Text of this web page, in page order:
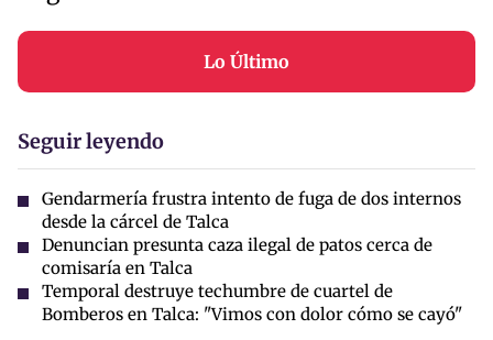
Lo Último
Seguir leyendo
Gendarmería frustra intento de fuga de dos internos
desde la cárcel de Talca
Denuncian presunta caza ilegal de patos cerca de
comisaría en Talca
Temporal destruye techumbre de cuartel de
Bomberos en Talca: "Vimos con dolor cómo se cayó"